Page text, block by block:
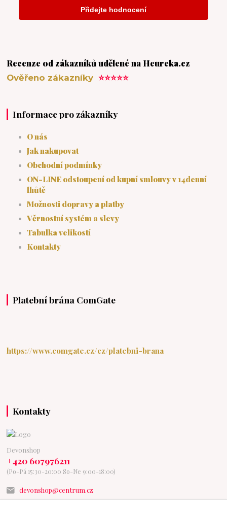
Recenze od zákazníků udělené na Heureka.cz
Ověřeno zákazníky⭐⭐⭐⭐⭐
Informace pro zákazníky
O nás
Jak nakupovat
Obchodní podmínky
ON-LINE odstoupení od kupní smlouvy v 14denní
lhůtě
Možnosti dopravy a platby
Věrnostní systém a slevy
Tabulka velikostí
Kontakty
Platební brána ComGate
https://www.comgate.cz/cz/platebni-brana
Kontakty
Devonshop
+420 607976211
(Po-Pá 15:30-20:00 So-Ne 9:00-18:00)
devonshop@centrum.cz